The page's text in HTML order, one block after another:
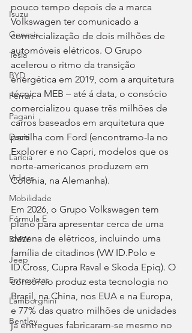
Isuzu
Genesis
Tesla
BYD
Ferrari
Pagani
Dacia
Lancia
Videos
Mobilidade
Fórmula E
BMW
Jeep
Entrevistas
Lamborghini
Bentley
pouco tempo depois de a marca
Volkswagen ter comunicado a
comercialização de dois milhões de
automóveis elétricos. O Grupo
acelerou o ritmo da transição
energética em 2019, com a arquitetura
técnica MEB – até á data, o consócio
comercializou quase três milhões de
carros baseados em arquitetura que
partilha com Ford (encontramo-la no
Explorer e no Capri, modelos que os
norte-americanos produzem em
Colónia, na Alemanha).
Em 2026, o Grupo Volkswagen tem
plano para apresentar cerca de uma
dezena de elétricos, incluindo uma
família de citadinos (VW ID.Polo e
ID.Cross, Cupra Raval e Skoda Epiq). O
consórcio produz esta tecnologia no
Brasil, na China, nos EUA e na Europa,
e 77% das quatro milhões de unidades
já entregues fabricaram-se mesmo no